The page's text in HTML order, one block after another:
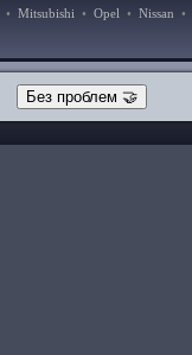
• Mitsubishi • Opel • Nissan •
Без проблем 🤝